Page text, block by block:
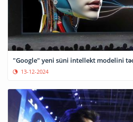
"Google" yeni süni intellekt modelini
13-12-2024